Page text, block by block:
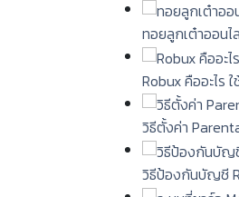
ทอยลูกเต๋าออนไ
Robux คืออะไร
วิธีตั้งค่า
วิธีป้องกันบัญชี